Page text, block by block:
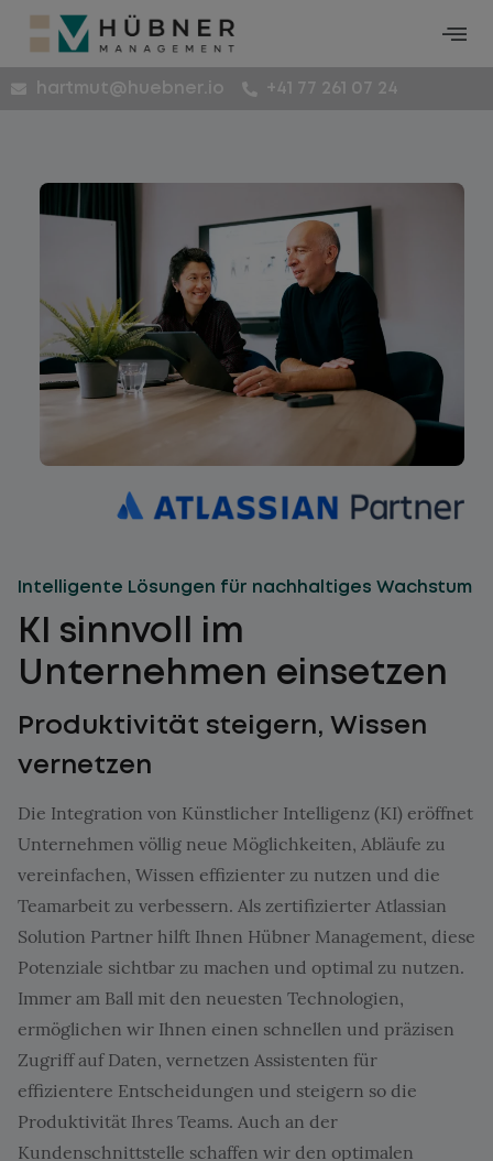
hartmut@huebner.io +41 77 261 07 24
Intelligente Lösungen für nachhaltiges Wachstum
KI sinnvoll im
Unternehmen einsetzen
Produktivität steigern, Wissen
vernetzen
Die Integration von Künstlicher Intelligenz (KI) eröffnet
Unternehmen völlig neue Möglichkeiten, Abläufe zu
vereinfachen, Wissen effizienter zu nutzen und die
Teamarbeit zu verbessern. Als zertifizierter Atlassian
Solution Partner hilft Ihnen Hübner Management, diese
Potenziale sichtbar zu machen und optimal zu nutzen.
Immer am Ball mit den neuesten Technologien,
ermöglichen wir Ihnen einen schnellen und präzisen
Zugriff auf Daten, vernetzen Assistenten für
effizientere Entscheidungen und steigern so die
Produktivität Ihres Teams. Auch an der
Kundenschnittstelle schaffen wir den optimalen